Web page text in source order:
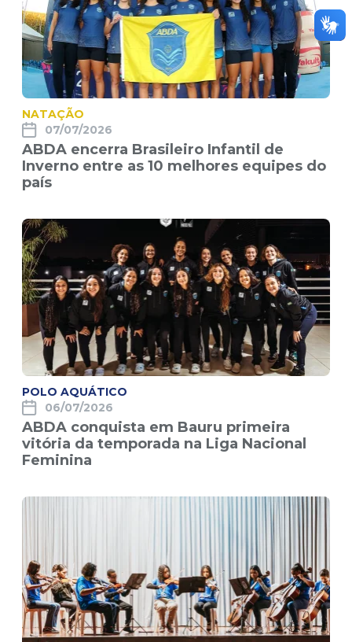
NATAÇÃO
07/07/2026
ABDA encerra Brasileiro Infantil de
Inverno entre as 10 melhores equipes do
país
POLO AQUÁTICO
06/07/2026
ABDA conquista em Bauru primeira
vitória da temporada na Liga Nacional
Feminina